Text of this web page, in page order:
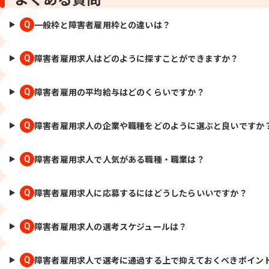
Q 一般枠と障害者雇用枠との違いは？
Q 障害者雇用求人はどのように探すことができますか？
Q 障害者雇用の平均給与はどのくらいですか？
Q 障害者雇用求人の企業や職種をどのように選ぶと良いですか
Q 障害者雇用求人で人気がある職種・職業は？
Q 障害者雇用求人に応募するにはどうしたらいいですか？
Q 障害者雇用求人の選考スケジュールは？
Q 障害者雇用求人で選考に通過する上で抑えておくべきポイン